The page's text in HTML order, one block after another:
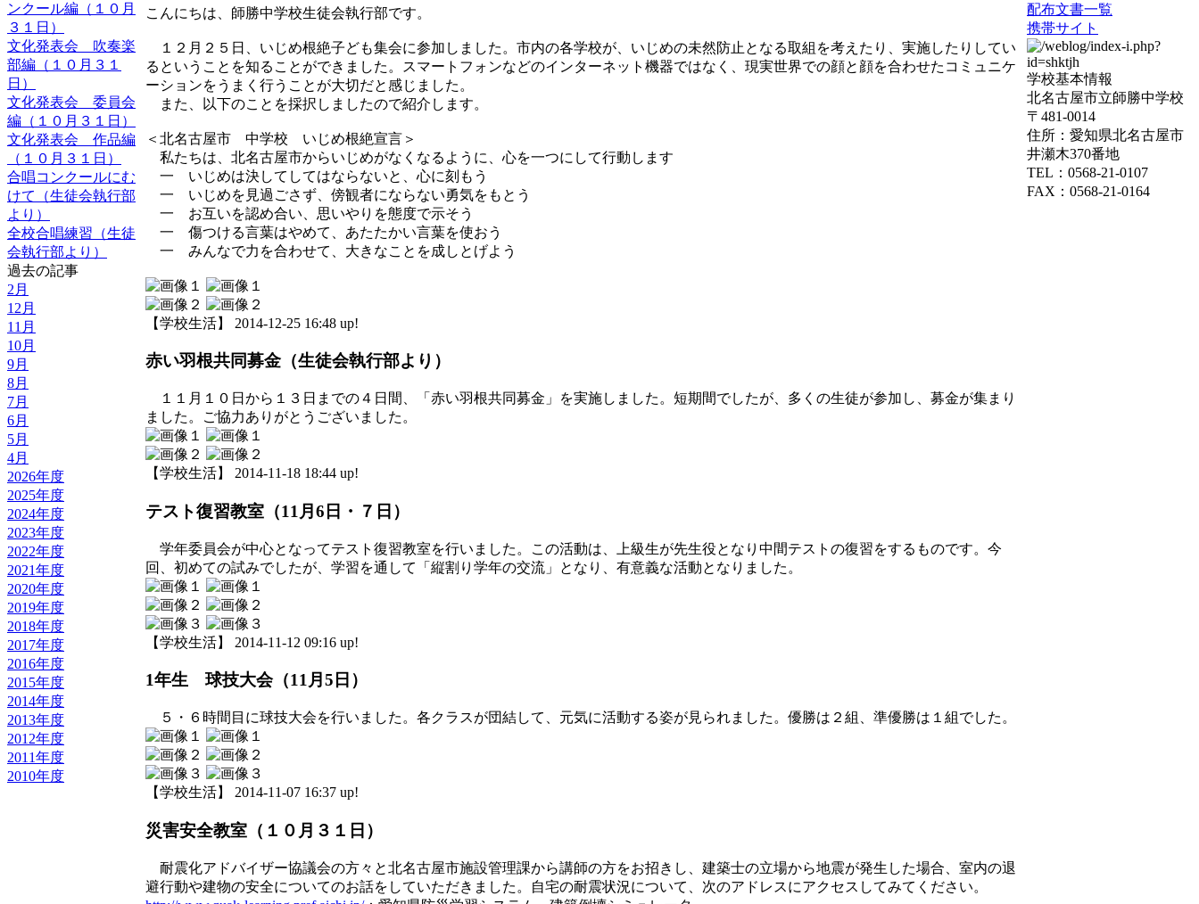
ンクール編（１０月
３１日）
文化発表会 吹奏楽
部編（１０月３１
日）
文化発表会 委員会
編（１０月３１日）
文化発表会 作品編
（１０月３１日）
合唱コンクールにむ
けて（生徒会執行部
より）
全校合唱練習（生徒
会執行部より）
過去の記事
2月
12月
11月
10月
9月
8月
7月
6月
5月
4月
2026年度
2025年度
2024年度
2023年度
2022年度
2021年度
2020年度
2019年度
2018年度
2017年度
2016年度
2015年度
2014年度
2013年度
2012年度
2011年度
2010年度
こんにちは、師勝中学校生徒会執行部です。
１２月２５日、いじめ根絶子ども集会に参加しました。市内の各学校が、いじめの未然防止となる取組を考えたり、実施したりしてい
るということを知ることができました。スマートフォンなどのインターネット機器ではなく、現実世界での顔と顔を合わせたコミュニケ
ーションをうまく行うことが大切だと感じました。
また、以下のことを採択しましたので紹介します。
＜北名古屋市 中学校 いじめ根絶宣言＞
私たちは、北名古屋市からいじめがなくなるように、心を一つにして行動します
一 いじめは決してしてはならないと、心に刻もう
一 いじめを見過ごさず、傍観者にならない勇気をもとう
一 お互いを認め合い、思いやりを態度で示そう
一 傷つける言葉はやめて、あたたかい言葉を使おう
一 みんなで力を合わせて、大きなことを成しとげよう
【学校生活】 2014-12-25 16:48 up!
赤い羽根共同募金（生徒会執行部より）
１１月１０日から１３日までの４日間、「赤い羽根共同募金」を実施しました。短期間でしたが、多くの生徒が参加し、募金が集まり
ました。ご協力ありがとうございました。
【学校生活】 2014-11-18 18:44 up!
テスト復習教室（11月6日・７日）
学年委員会が中心となってテスト復習教室を行いました。この活動は、上級生が先生役となり中間テストの復習をするものです。今
回、初めての試みでしたが、学習を通して「縦割り学年の交流」となり、有意義な活動となりました。
【学校生活】 2014-11-12 09:16 up!
1年生 球技大会（11月5日）
５・６時間目に球技大会を行いました。各クラスが団結して、元気に活動する姿が見られました。優勝は２組、準優勝は１組でした。
【学校生活】 2014-11-07 16:37 up!
災害安全教室（１０月３１日）
耐震化アドバイザー協議会の方々と北名古屋市施設管理課から講師の方をお招きし、建築士の立場から地震が発生した場合、室内の退
避行動や建物の安全についてのお話をしていただきました。自宅の耐震状況について、次のアドレスにアクセスしてみてください。
配布文書一覧
携帯サイト
学校基本情報
北名古屋市立師勝中学校
〒481-0014
住所：愛知県北名古屋市
井瀬木370番地
TEL：0568-21-0107
FAX：0568-21-0164